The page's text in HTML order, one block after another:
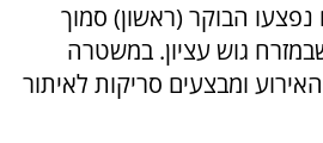
נפצעו הבוקר (ראשון) סמוך
גוש עציון. במשטרה
ומבצעים סריקות לאיתור